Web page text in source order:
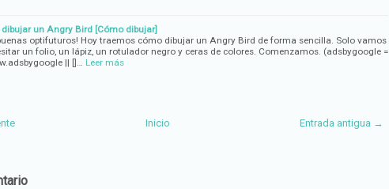
un Angry Bird [Cómo dibujar]
optifuturos! Hoy traemos cómo dibujar un Angry Bird de forma sencilla. Solo vamos
un folio, un lápiz, un rotulador negro y ceras de colores. Comenzamos. (adsbygoogle =
|| []… Leer más
Entrada antigua →
Inicio